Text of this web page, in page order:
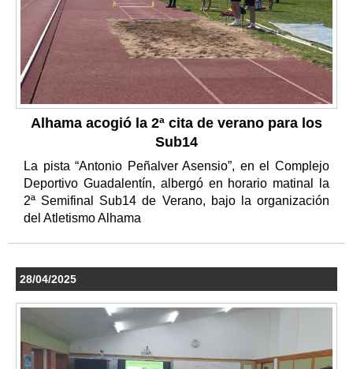
Alhama acogió la 2ª cita de verano para los
Sub14
La pista “Antonio Peñalver Asensio”, en el Complejo
Deportivo Guadalentín, albergó en horario matinal la
2ª Semifinal Sub14 de Verano, bajo la organización
del Atletismo Alhama
28/04/2025